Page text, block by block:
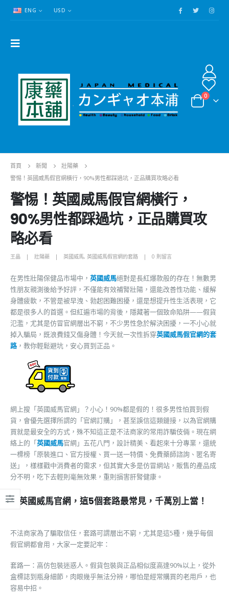
ENG USD
0
首頁 新聞
壯陽藥
警惕！英國威馬假官網橫行，90%男性都踩過坑，正品購買攻略必看
警惕！英國威馬假官網橫行，
90%男性都踩過坑，正品購買攻
略必看
王晶 壯陽藥 英國威馬, 英國威馬假官網的套路 0 則留言
在男性壯陽保健品市場中， 英國威馬絕對是長紅爆款般的存在！無數男
性朋友親測後給予好評，不僅能有效補腎壯陽，還能改善性功能、緩解
身體疲軟，不管是被早洩、勃起困難困擾，還是想提升性生活表現，它
都是很多人的首選。但紅遍市場的背後，隱藏著一個致命陷阱——假貨
氾濫，尤其是仿冒官網層出不窮，不少男性急於解決困擾，一不小心就
掉入騙局，既浪費錢又傷身體！今天就一次性拆穿英國威馬假官網的套
路，教你輕鬆避坑，安心買到正品。
網上搜「英國威馬官網」？小心！90%都是假的！很多男性怕買到假
貨，會優先選擇所謂的「官網訂購」，甚至誤信這類鏈接，以為官網購
買就是最安全的方式，殊不知這正是不法商家的常用詐騙伎倆。現在網
絡上的「英國威馬官網」五花八門，設計精美、看起來十分專業，還統
一標榜「原裝進口、官方授權、買一送一特價、免費藥師諮詢、匿名寄
送」，樣樣戳中消費者的需求，但其實大多是仿冒網站，販售的產品成
分不明，吃下去輕則毫無效果，重則損害肝腎健康。
假英國威馬官網，這5個套路最常見，千萬別上當！
不法商家為了騙取信任，套路可謂層出不窮，尤其是這5種，幾乎每個
假官網都會用，大家一定要記牢：
套路一：高仿包裝迷惑人。假貨包裝與正品相似度高達90%以上，從外
盒標誌到瓶身細節，肉眼幾乎無法分辨，哪怕是經常購買的老用戶，也
容易中招。